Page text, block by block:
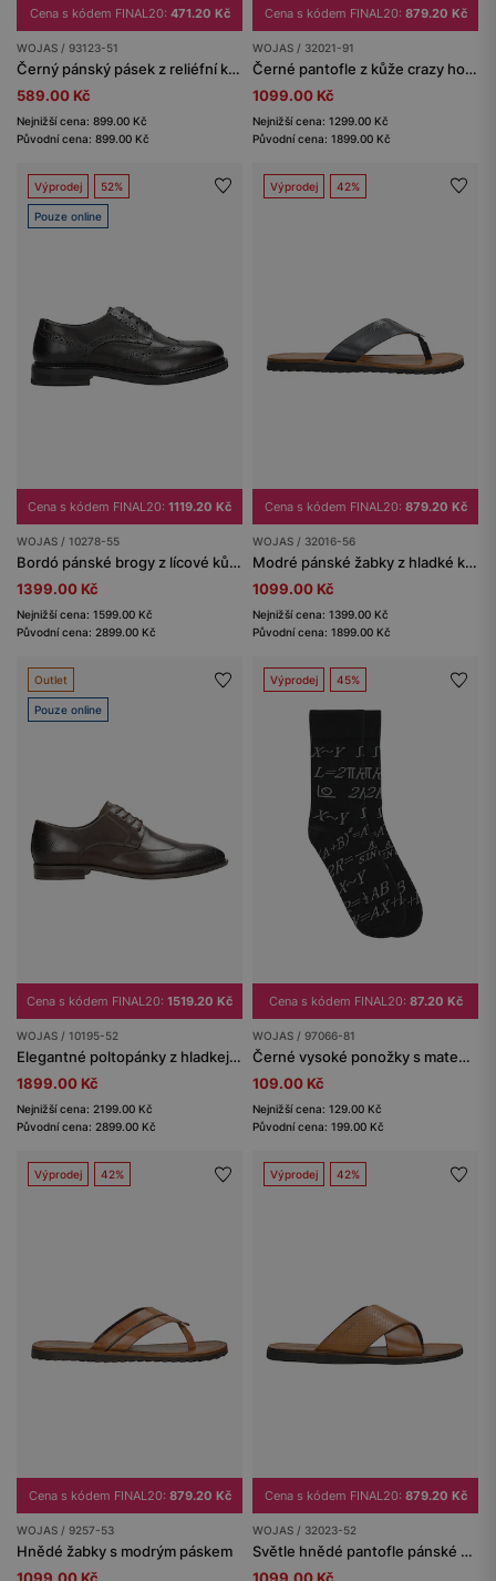
Cena s kódem FINAL20: 471.20 Kč
WOJAS / 93123-51
Černý pánský pásek z reliéfní kůže
589.00 Kč
Nejnižší cena: 899.00 Kč
Původní cena: 899.00 Kč
Cena s kódem FINAL20: 879.20 Kč
WOJAS / 32021-91
Černé pantofle z kůže crazy horse na korkové podrážce
1099.00 Kč
Nejnižší cena: 1299.00 Kč
Původní cena: 1899.00 Kč
Výprodej 52%
Pouze online
Cena s kódem FINAL20: 1119.20 Kč
WOJAS / 10278-55
Bordó pánské brogy z lícové kůže
1399.00 Kč
Nejnižší cena: 1599.00 Kč
Původní cena: 2899.00 Kč
Výprodej 42%
Cena s kódem FINAL20: 879.20 Kč
WOJAS / 32016-56
Modré pánské žabky z hladké kůže
1099.00 Kč
Nejnižší cena: 1399.00 Kč
Původní cena: 1899.00 Kč
Outlet
Pouze online
Cena s kódem FINAL20: 1519.20 Kč
WOJAS / 10195-52
Elegantné poltopánky z hladkej kože
1899.00 Kč
Nejnižší cena: 2199.00 Kč
Původní cena: 2899.00 Kč
Výprodej 45%
Cena s kódem FINAL20: 87.20 Kč
WOJAS / 97066-81
Černé vysoké ponožky s matematickými vzory
109.00 Kč
Nejnižší cena: 129.00 Kč
Původní cena: 199.00 Kč
Výprodej 42%
Cena s kódem FINAL20: 879.20 Kč
WOJAS / 9257-53
Hnědé žabky s modrým páskem
Výprodej 42%
Cena s kódem FINAL20: 879.20 Kč
WOJAS / 32023-52
Světle hnědé pantofle pánské s kříženými pásky